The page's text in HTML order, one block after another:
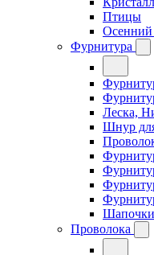
Птицы
Осенний
Фурнитура
Леска,
Шнур
Шапочки
Проволока